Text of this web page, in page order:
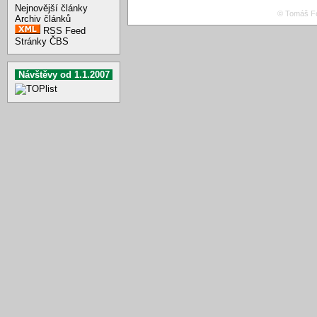
Nejnovější články
Archiv článků
RSS Feed
Stránky ČBS
Návštěvy od 1.1.2007
© Tomáš